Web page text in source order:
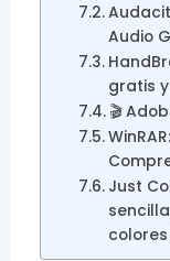
Audio
gratis
🎬
Just